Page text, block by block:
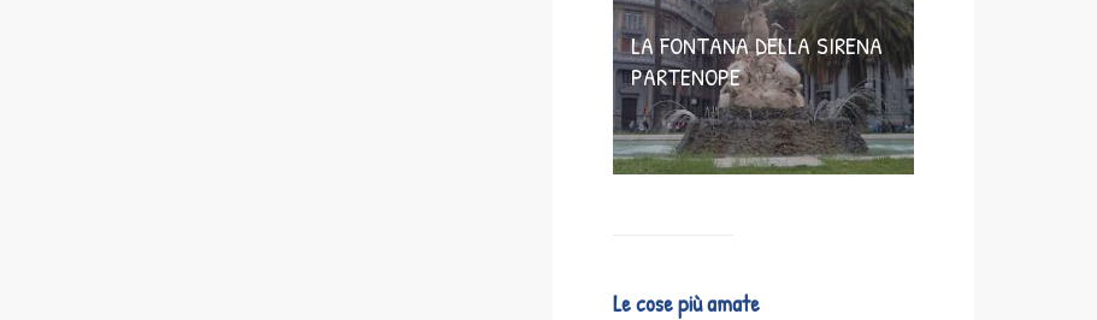
LA FONTANA DELLA SIRENA
PARTENOPE
Le cose più amate